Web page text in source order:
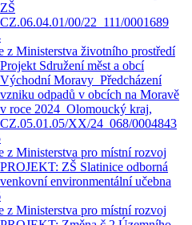
ZŠ
CZ.06.04.01/00/22_111/0001689
z Ministerstva životního prostředí
Projekt Sdružení měst a obcí
Východní Moravy_Předcházení
vzniku odpadů v obcích na Moravě
v roce 2024_Olomoucký kraj,
CZ.05.01.05/XX/24_068/0004843
z Ministerstva pro místní rozvoj
PROJEKT: ZŠ Slatinice odborná
venkovní environmentální učebna
z Ministerstva pro místní rozvoj